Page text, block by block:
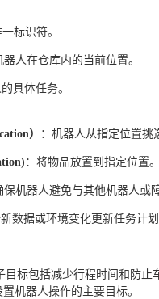
标识符。
器人在仓库内的当前位置。
具体任务。
）
：机器人从指定位置挑
：将物品放置到指定位置
保机器人避免与其他机器人或
数据或环境变化更新任务计
标包括减少行程时间和防止
置机器人操作的主要目标。